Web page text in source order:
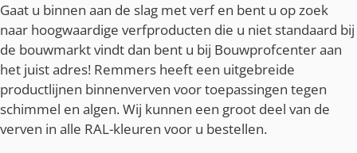
Gaat u binnen aan de slag met verf en bent u op zoek
naar hoogwaardige verfproducten die u niet standaard bij
de bouwmarkt vindt dan bent u bij Bouwprofcenter aan
het juist adres! Remmers heeft een uitgebreide
productlijnen binnenverven voor toepassingen tegen
schimmel en algen. Wij kunnen een groot deel van de
verven in alle RAL-kleuren voor u bestellen.